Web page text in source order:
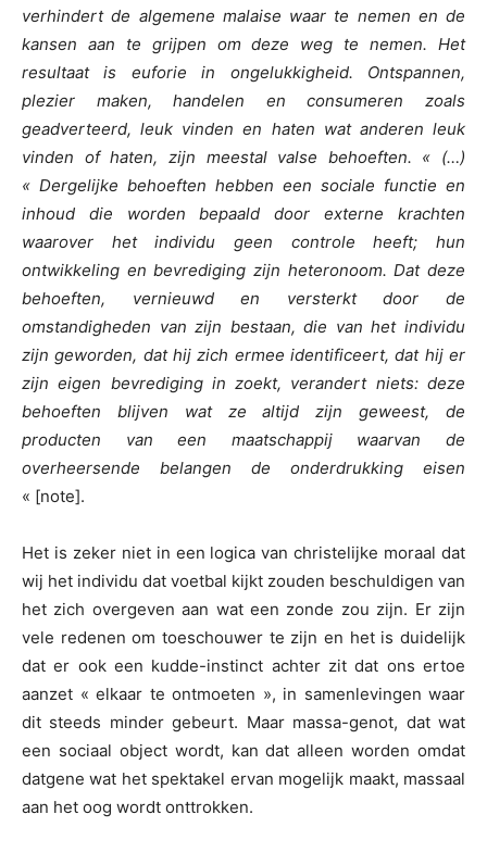
verhindert de algemene malaise waar te nemen en de
kansen aan te grijpen om deze weg te nemen. Het
resultaat is euforie in ongelukkigheid. Ontspannen,
plezier maken, handelen en consumeren zoals
geadverteerd, leuk vinden en haten wat anderen leuk
vinden of haten, zijn meestal valse behoeften. « (…)
« Dergelijke behoeften hebben een sociale functie en
inhoud die worden bepaald door externe krachten
waarover het individu geen controle heeft; hun
ontwikkeling en bevrediging zijn heteronoom. Dat deze
behoeften, vernieuwd en versterkt door de
omstandigheden van zijn bestaan, die van het individu
zijn geworden, dat hij zich ermee identificeert, dat hij er
zijn eigen bevrediging in zoekt, verandert niets: deze
behoeften blijven wat ze altijd zijn geweest, de
producten van een maatschappij waarvan de
overheersende belangen de onderdrukking eisen
« [note].
Het is zeker niet in een logica van christelijke moraal dat
wij het individu dat voetbal kijkt zouden beschuldigen van
het zich overgeven aan wat een zonde zou zijn. Er zijn
vele redenen om toeschouwer te zijn en het is duidelijk
dat er ook een kudde-instinct achter zit dat ons ertoe
aanzet « elkaar te ontmoeten », in samenlevingen waar
dit steeds minder gebeurt. Maar massa-genot, dat wat
een sociaal object wordt, kan dat alleen worden omdat
datgene wat het spektakel ervan mogelijk maakt, massaal
aan het oog wordt onttrokken.